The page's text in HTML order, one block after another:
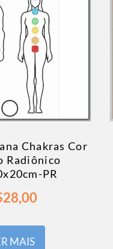
Chakras Cor
Radiônico
PR
28,00
MAIS